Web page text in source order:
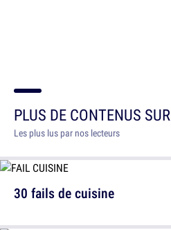
PLUS DE CONTENUS SUR
Les plus lus par nos lecteurs
30 fails de cuisine